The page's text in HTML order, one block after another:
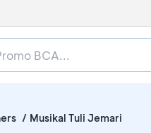
Musikal Tuli Jemari